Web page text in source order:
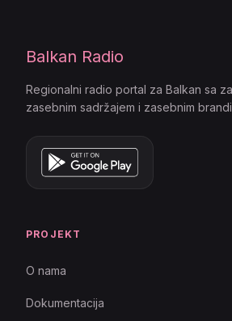
Balkan Radio
Regionalni radio portal za Balkan sa
zasebnim sadržajem i zasebnim
PROJEKT
O nama
Dokumentacija